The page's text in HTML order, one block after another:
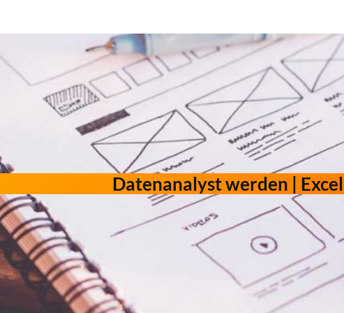
Datenanalyst werden |